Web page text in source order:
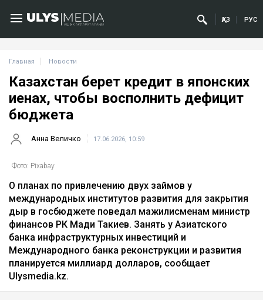
ҚАЗ РУС
Главная Новости
Казахстан берет кредит в японских
иенах, чтобы восполнить дефицит
бюджета
Анна Величко 17.06.2026, 10:59